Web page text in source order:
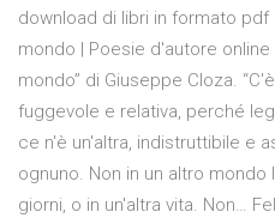
download di libri in formato
mondo | Poesie d'autore
mondo” di Giuseppe Cloza.
fuggevole e relativa, perché
ce n'è un'altra, indistruttibile e
ognuno. Non in un altro
giorni, o in un'altra vita. Non…